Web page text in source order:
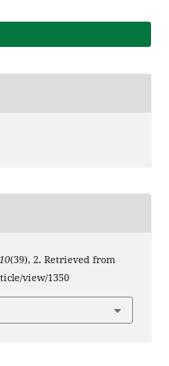
10(39), 2. Retrieved from
view/1350